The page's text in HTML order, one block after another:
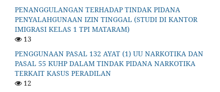
PENANGGULANGAN TERHADAP TINDAK PIDANA
PENYALAHGUNAAN IZIN TINGGAL (STUDI DI KANTOR
IMIGRASI KELAS 1 TPI MATARAM)
13
PENGGUNAAN PASAL 132 AYAT (1) UU NARKOTIKA DAN
PASAL 55 KUHP DALAM TINDAK PIDANA NARKOTIKA
TERKAIT KASUS PERADILAN
12